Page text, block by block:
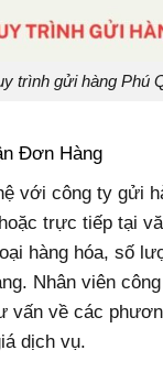
trình gửi hàng Phú
Đơn Hàng
với công ty gửi
trực tiếp tại
hàng hóa, số
Nhân viên
vấn về các
dịch vụ.